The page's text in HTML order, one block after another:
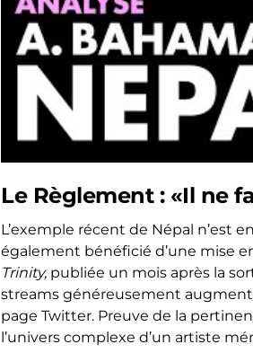
Le Règlement : «Il ne
L’exemple récent de Népal n’est
également bénéficié d’une mise
Trinity, publiée un mois après la
streams généreusement
page Twitter. Preuve de la
l’univers complexe d’un artiste